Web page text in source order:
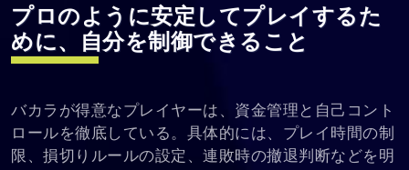
プロのように安定してプレイするた
めに、自分を制御できること
バカラが得意なプレイヤーは、資金管理と自己コント
ロールを徹底している。具体的には、プレイ時間の制
限、損切りルールの設定、連敗時の撤退判断などを明